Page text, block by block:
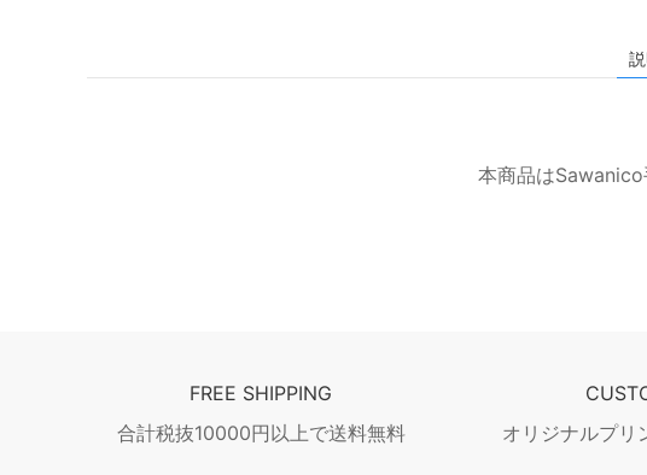
本商品はSawanico
FREE SHIPPING
合計税抜10000円以上で送料無料
オリジナルプリ